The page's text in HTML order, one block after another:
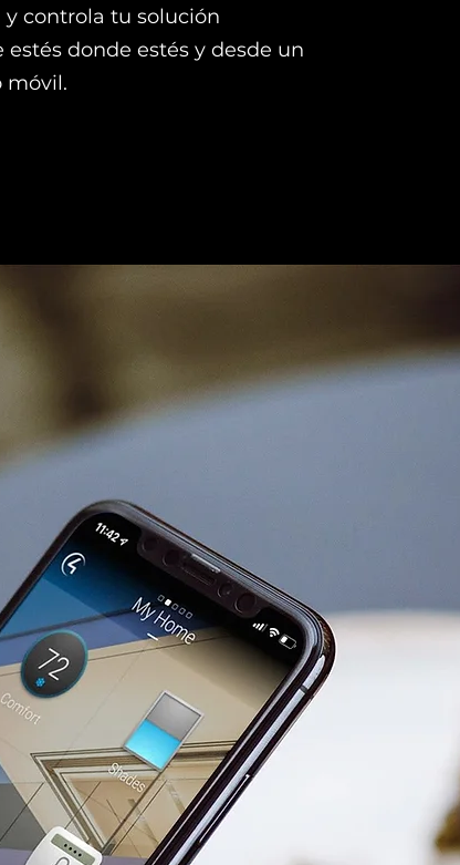
y controla tu solución
donde estés y desde un
móvil.